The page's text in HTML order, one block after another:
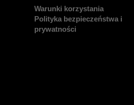
Warunki korzystania
Polityka bezpieczeństwa i
prywatności